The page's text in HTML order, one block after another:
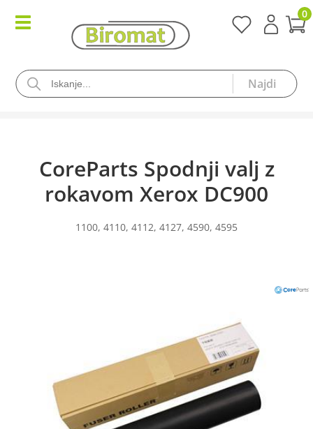
0
CoreParts Spodnji valj z
rokavom Xerox DC900
1100, 4110, 4112, 4127, 4590, 4595